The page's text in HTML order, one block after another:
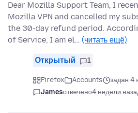
Dear Mozilla Support Team, I
Mozilla VPN and cancelled my
the 30-day refund period.
of Service, I am el… (читать ещё)
Открытый 1
Firefox Accounts
задан 4
Jamesотвечено4 недели